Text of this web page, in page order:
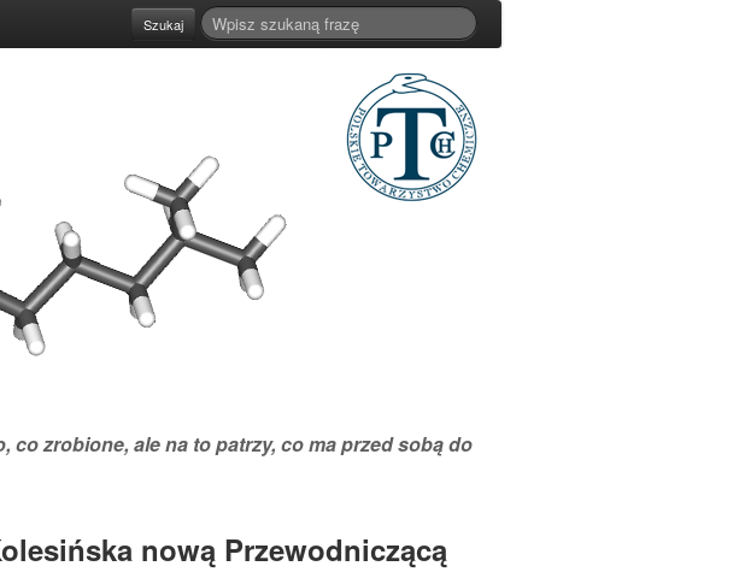
Szukaj
co zrobione, ale na to patrzy, co ma przed sobą do
nową Przewodniczącą